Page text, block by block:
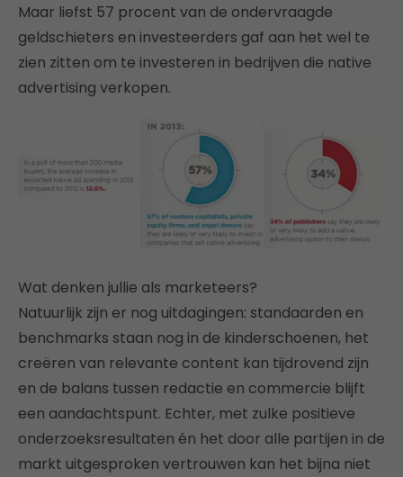
Maar liefst 57 procent van de ondervraagde
geldschieters en investeerders gaf aan het wel te
zien zitten om te investeren in bedrijven die native
advertising verkopen.
Wat denken jullie als marketeers?
Natuurlijk zijn er nog uitdagingen: standaarden en
benchmarks staan nog in de kinderschoenen, het
creëren van relevante content kan tijdrovend zijn
en de balans tussen redactie en commercie blijft
een aandachtspunt. Echter, met zulke positieve
onderzoeksresultaten én het door alle partijen in de
markt uitgesproken vertrouwen kan het bijna niet